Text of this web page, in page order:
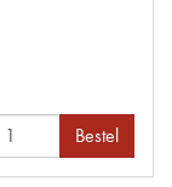
Bestel